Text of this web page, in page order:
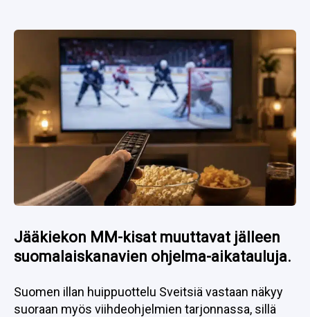
Jääkiekon MM-kisat muuttavat jälleen
suomalaiskanavien ohjelma-aikatauluja.
Suomen illan huippuottelu Sveitsiä vastaan näkyy
suoraan myös viihdeohjelmien tarjonnassa, sillä